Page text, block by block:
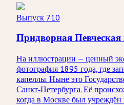
Выпуск 710
Придворная Певческая
На иллюстрации — ценный
фотография 1895 года, где
капеллы. Ныне это
Санкт‑Петербурга. Её
когда в Москве был учреждён